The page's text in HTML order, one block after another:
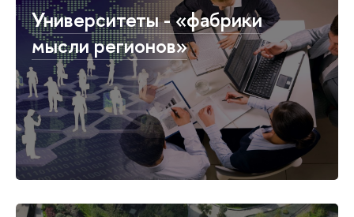
Университеты - «фабрики
мысли регионов»